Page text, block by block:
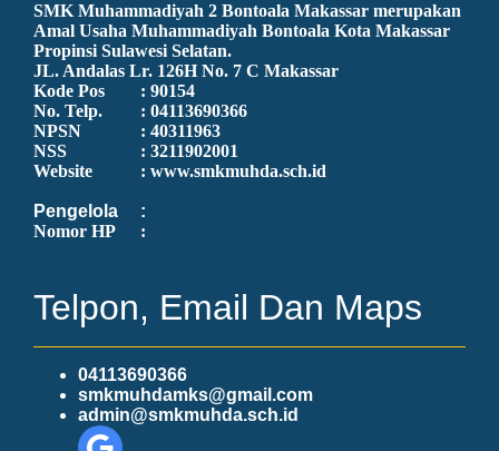
SMK Muhammadiyah 2 Bontoala Makassar merupakan
Amal Usaha Muhammadiyah Bontoala Kota Makassar
Propinsi Sulawesi Selatan.
JL. Andalas Lr. 126H No. 7 C Makassar
Kode Pos
: 90154
No. Telp.
: 04113690366
NPSN
: 40311963
NSS
: 3211902001
Website
: www.smkmuhda.sch.id
Pengelola
:
Nomor HP
:
Telpon, Email Dan Maps
04113690366
smkmuhdamks@gmail.com
admin@smkmuhda.sch.id